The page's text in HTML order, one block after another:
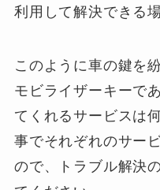
利用して解決できる
このように車の鍵を
モビライザーキーで
てくれるサービスは
事でそれぞれのサー
ので、トラブル解決